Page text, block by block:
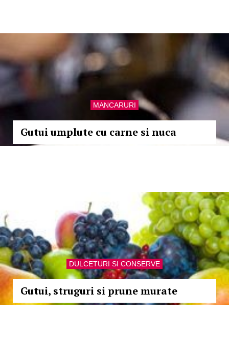
MANCARURI
Gutui umplute cu carne si nuca
DULCETURI SI CONSERVE
Gutui, struguri si prune murate